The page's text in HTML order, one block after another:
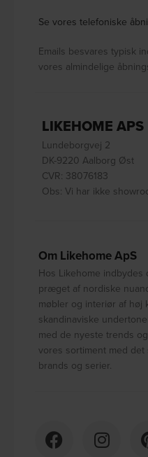
Se vores telefoniske
Emails besvares typisk
vores almindelige
LIKEHOME APS
Lundeborgvej 2
DK-9220 Aalborg Øst
CVR: 38076183
Obs: Vi har ikke
Om Likehome ApS
Hos Likehome
præget af nordiske
møbler og interiør af høj
skandinaviske
med de nyeste trends
vores sortiment med
brands og serier.